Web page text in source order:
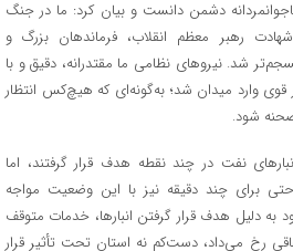
دشمن دانست و بیان کرد: ما در جنگ
رهبر معظم انقلاب، فرماندهان بزرگ و
شد. نیرو‌های نظامی ما مقتدرانه، دقیق و با
قوی وارد میدان شد؛ به‌گونه‌ای که هیچ‌کس انتظار
شود.
نفت در چند نقطه هدف قرار گرفتند، اما
برای چند دقیقه نیز با این وضعیت مواجه
به دلیل هدف قرار گرفتن انبارها، خدمات متوقف
رخ می‌داد، دست‌کم نه استان تحت تأثیر قرار